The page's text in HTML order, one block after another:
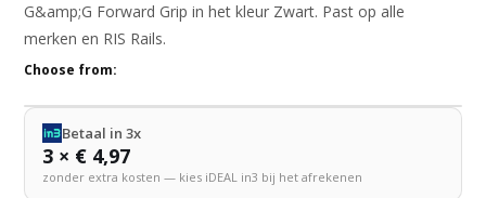
G&amp;G Forward Grip in het kleur Zwart. Past op alle
merken en RIS Rails.
Choose from:
Betaal in 3x
3 × € 4,97
zonder extra kosten — kies iDEAL in3 bij het afrekenen